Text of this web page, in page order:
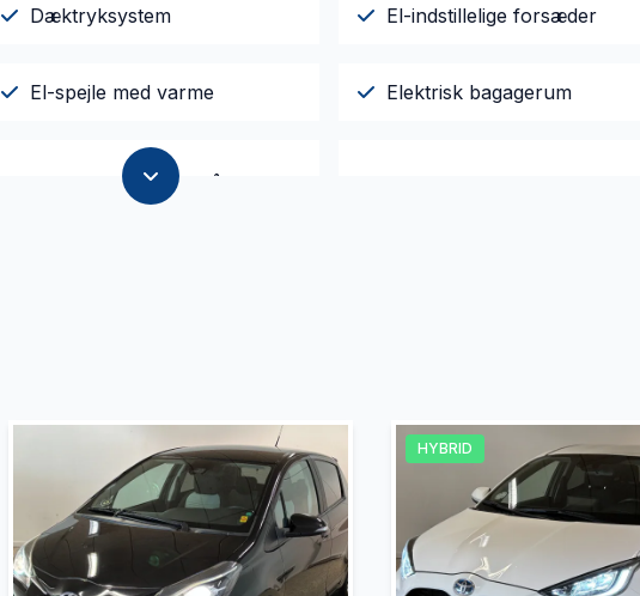
Dæktryksystem El-indstillelige forsæder
El-spejle med varme Elektrisk bagagerum
Fjernbetjent centrallås
Musikstreaming via bluetooth Navigation
Parkeringssensor foran Ratgearskifte
Splitbagsæder Sportssæder
HYBRID